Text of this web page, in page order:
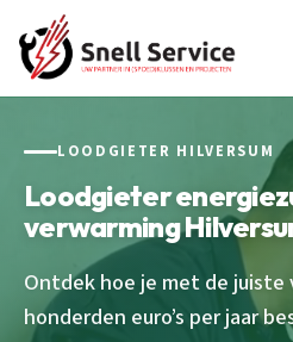
LOODGIETER HILVERSUM
Loodgieter
verwarming
Ontdek hoe je met de juiste
honderden euro’s per jaar